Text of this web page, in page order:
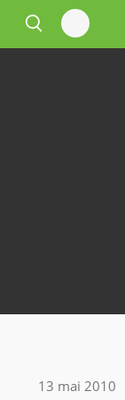
13 mai 2010